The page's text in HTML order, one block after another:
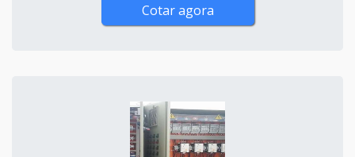
Cotar agora